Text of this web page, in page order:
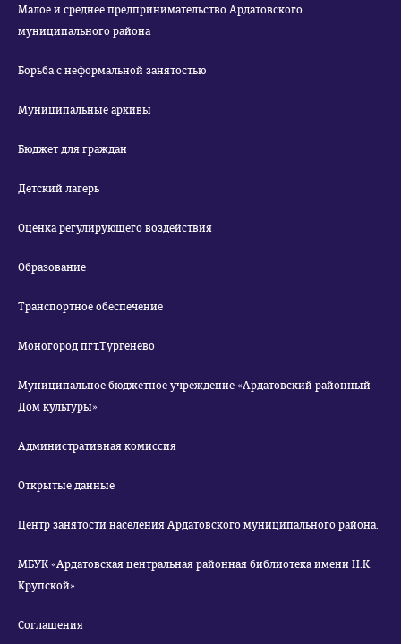
Малое и среднее предпринимательство Ардатовского
муниципального района
Борьба с неформальной занятостью
Муниципальные архивы
Бюджет для граждан
Детский лагерь
Оценка регулирующего воздействия
Образование
Транспортное обеспечение
Моногород пгт.Тургенево
Муниципальное бюджетное учреждение «Ардатовский районный
Дом культуры»
Административная комиссия
Открытые данные
Центр занятости населения Ардатовского муниципального района.
МБУК «Ардатовская центральная районная библиотека имени Н.К.
Крупской»
Соглашения